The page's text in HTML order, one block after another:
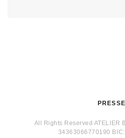
PRESSE
All Rights Reserved ATELIER
34363066770190